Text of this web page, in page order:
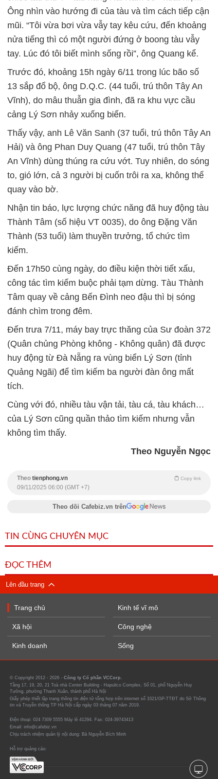
Ông nhìn vào hướng đi của tàu và tìm cách tiếp cận
mũi. “Tôi vừa bơi vừa vẫy tay kêu cứu, đến khoảng
nửa tiếng thì có một người đứng ở boong tàu vẫy
tay. Lúc đó tôi biết mình sống rồi”, ông Quang kể.
Trước đó, khoảng 15h ngày 6/11 trong lúc bão số
13 sắp đổ bộ, ông D.Q.C. (44 tuổi, trú thôn Tây An
Vĩnh), do mâu thuẫn gia đình, đã ra khu vực cầu
cảng Lý Sơn nhảy xuống biển.
Thấy vậy, anh Lê Văn Sanh (37 tuổi, trú thôn Tây An
Hải) và ông Phan Duy Quang (47 tuổi, trú thôn Tây
An Vĩnh) dùng thúng ra cứu vớt. Tuy nhiên, do sóng
to, gió lớn, cả 3 người bị cuốn trôi ra xa, không thể
quay vào bờ.
Nhận tin báo, lực lượng chức năng đã huy động tàu
Thành Tâm (số hiệu VT 0035), do ông Đặng Văn
Thành (53 tuổi) làm thuyền trưởng, tổ chức tìm
kiếm.
Đến 17h50 cùng ngày, do điều kiện thời tiết xấu,
công tác tìm kiếm buộc phải tạm dừng. Tàu Thành
Tâm quay về cảng Bến Đình neo đậu thì bị sóng
đánh chìm trong đêm.
Đến trưa 7/11, máy bay trực thăng của Sư đoàn 372
(Quân chủng Phòng không - Không quân) đã được
huy động từ Đà Nẵng ra vùng biển Lý Sơn (tỉnh
Quảng Ngãi) để tìm kiếm ba người đàn ông mất
tích.
Cùng với đó, nhiều tàu vận tải, tàu cá, tàu khách…
của Lý Sơn cũng quần thảo tìm kiếm nhưng vẫn
không tìm thấy.
Theo Nguyễn Ngọc
Theo tienphong.vn Copy link
09/11/2025 06:00 (GMT +7)
Theo dõi Cafebiz.vn trên
TIN CÙNG CHUYÊN MỤC
ĐỌC THÊM
Lên đầu trang
Trang chủ
Xã hội
Kinh doanh
Kinh tế vĩ mô
Công nghệ
Sống
© Copyright 2012 - 2026 - Công ty Cổ phần VCCorp.
Tầng 17, 19, 20, 21 Toà nhà Center Building - Hapulico Complex, Số 01, phố Nguyễn Huy
Tưởng, phường Thanh Xuân, thành phố Hà Nội
Giấy phép thiết lập trang thông tin điện tử tổng hợp trên internet số 3321/GP-TTĐT do Sở Thông
tin và Truyền thông TP Hà Nội cấp ngày 03 tháng 07 năm 2019.
Điện thoại: 024 7309 5555 Máy lẻ 41294. Fax: 024-39743413
Email: info@cafebiz.vn
Chịu trách nhiệm quản lý nội dung: Bà Nguyễn Bích Minh
Hỗ trợ quảng cáo: